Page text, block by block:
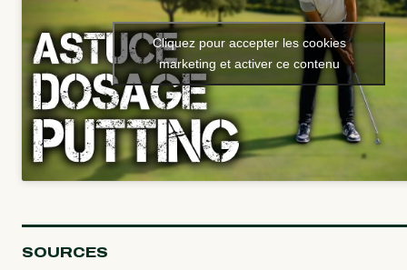
Cliquez pour accepter les cookies
marketing et activer ce contenu
SOURCES